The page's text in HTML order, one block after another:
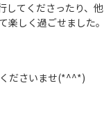
してくださったり、他
しく過ごせました。
ださいませ(*^^*)